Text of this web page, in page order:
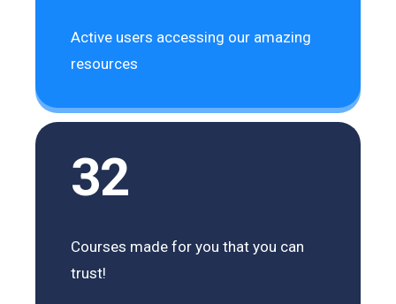
Active users accessing our amazing
resources
32
Courses made for you that you can
trust!